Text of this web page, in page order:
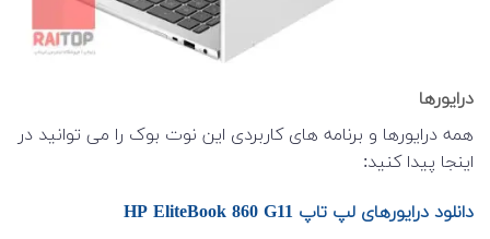
درایورها
همه درایورها و برنامه های کاربردی این نوت بوک را می توانید در
اینجا پیدا کنید:
دانلود درایورهای لپ تاپ HP EliteBook 860 G11